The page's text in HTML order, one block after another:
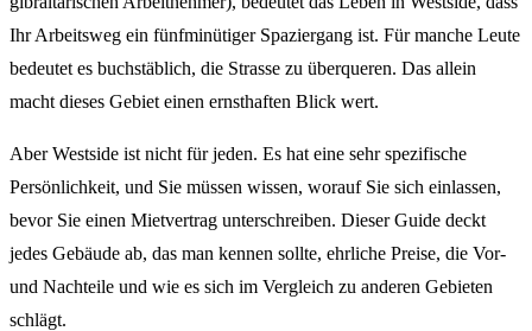
Ihr Arbeitsweg ein fünfminütiger Spaziergang ist. Für manche Leute
bedeutet es buchstäblich, die Strasse zu überqueren. Das allein
macht dieses Gebiet einen ernsthaften Blick wert.
Aber Westside ist nicht für jeden. Es hat eine sehr spezifische
Persönlichkeit, und Sie müssen wissen, worauf Sie sich einlassen,
bevor Sie einen Mietvertrag unterschreiben. Dieser Guide deckt
jedes Gebäude ab, das man kennen sollte, ehrliche Preise, die Vor-
und Nachteile und wie es sich im Vergleich zu anderen Gebieten
schlägt.